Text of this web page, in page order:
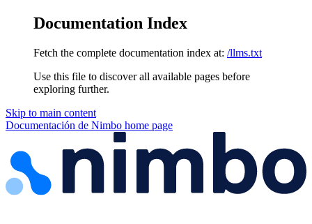
Documentation Index
Fetch the complete documentation index at: /llms.txt
Use this file to discover all available pages before
exploring further.
Skip to main content
Documentación de Nimbo home page